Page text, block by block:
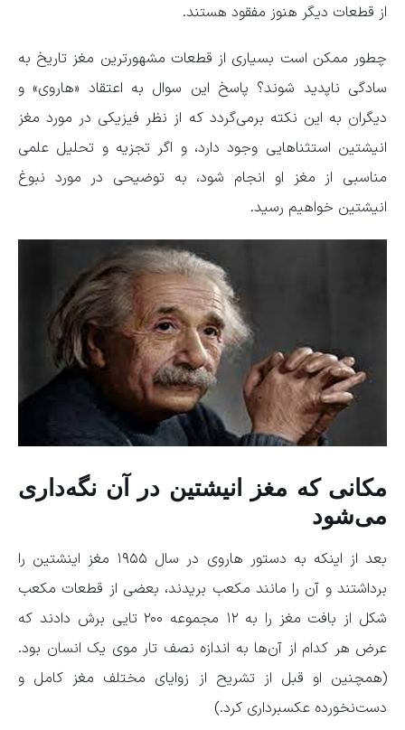
از قطعات دیگر هنوز مفقود هستند.
چطور ممکن است بسیاری از قطعات مشهورترین مغز تاریخ به
سادگی ناپدید شوند؟ پاسخ این سوال به اعتقاد «هاروی» و
دیگران به این نکته برمی‌گردد که از نظر فیزیکی در مورد مغز
انیشتین استثنا‌هایی وجود دارد، و اگر تجزیه و تحلیل علمی
مناسبی از مغز او انجام شود، به توضیحی در مورد نبوغ
انیشتین خواهیم رسید.
مکانی که مغز انیشتین در آن نگه‌داری
می‌شود
بعد از اینکه به دستور هاروی در سال ۱۹۵۵ مغز اینشتین را
برداشتند و آن را مانند مکعب بریدند، بعضی از قطعات مکعب
شکل از بافت مغز را به ۱۲ مجموعه ۲۰۰ تایی برش دادند که
عرض هر کدام از آن‌ها به اندازه نصف تار موی یک انسان بود.
(همچنین او قبل از تشریح از زوایای مختلف مغز کامل و
دست‌نخورده عکسبرداری کرد.)